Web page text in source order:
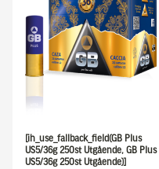
[ih_use_fallback_field(GB Plus
US5/36g 250st Utgående, GB Plus
US5/36g 250st Utgående)]